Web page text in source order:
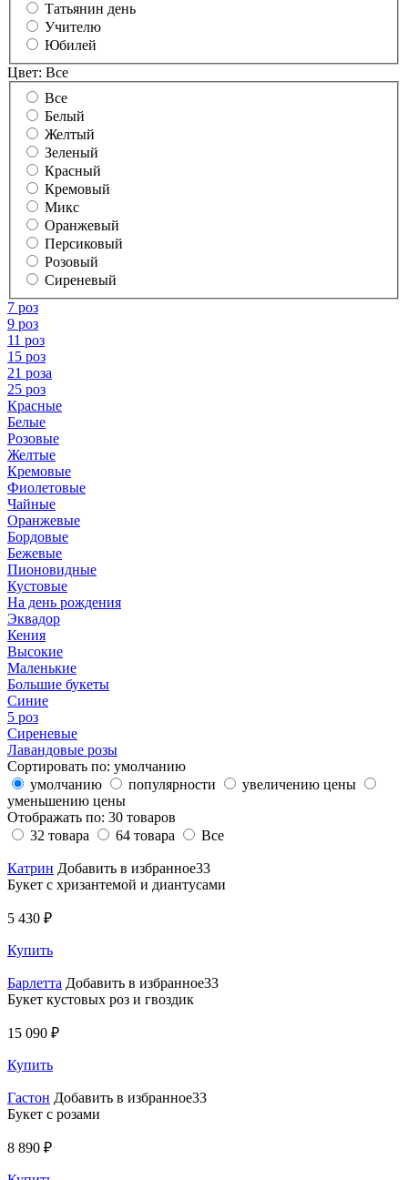
Татьянин день
Учителю
Юбилей
Цвет: Все
Все
Белый
Желтый
Зеленый
Красный
Кремовый
Микс
Оранжевый
Персиковый
Розовый
Сиреневый
7 роз
9 роз
11 роз
15 роз
21 роза
25 роз
Красные
Белые
Розовые
Желтые
Кремовые
Фиолетовые
Чайные
Оранжевые
Бордовые
Бежевые
Пионовидные
Кустовые
На день рождения
Эквадор
Кения
Высокие
Маленькие
Большие букеты
Синие
5 роз
Сиреневые
Лавандовые розы
Сортировать по: умолчанию
умолчанию
популярности
увеличению цены
уменьшению цены
Отображать по: 30 товаров
32 товара
64 товара Все
Катрин Добавить в избранное33
Букет с хризантемой и диантусами
5 430 ₽
Купить
Барлетта Добавить в избранное33
Букет кустовых роз и гвоздик
15 090 ₽
Купить
Гастон Добавить в избранное33
Букет с розами
8 890 ₽